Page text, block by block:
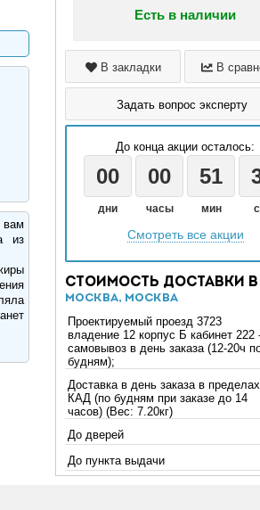
Есть в наличии
В закладки В
Задать вопрос эксперту
До конца акции осталось:
00 00 51
дни часы мин
Смотреть все акции
Стоимость доставки в
Москва, Москва
Проектируемый проезд 3723
владение 12 корпус Б кабинет 222
самовывоз в день заказа (12-20ч
будням);
Доставка в день заказа в пределах
КАД (по будням при заказе до 14
часов) (Вес: 7.20кг)
До дверей
До пункта выдачи
из